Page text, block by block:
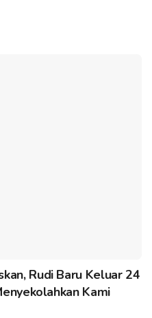
Rudi Baru Keluar 24
Kami